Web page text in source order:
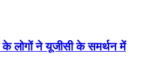
के लोगों ने यूजीसी के समर्थन में